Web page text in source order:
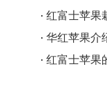
· 红富士苹果
· 华红苹果介
要点
· 红富士苹果